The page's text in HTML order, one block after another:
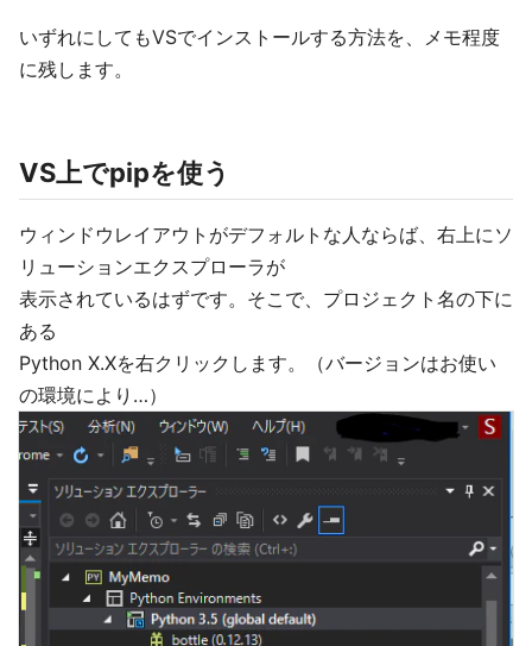
いずれにしてもVSでインストールする方法を、メモ程度
に残します。
VS上でpipを使う
ウィンドウレイアウトがデフォルトな人ならば、右上にソ
リューションエクスプローラが
表示されているはずです。そこで、プロジェクト名の下に
ある
Python X.Xを右クリックします。（バージョンはお使い
の環境により…）